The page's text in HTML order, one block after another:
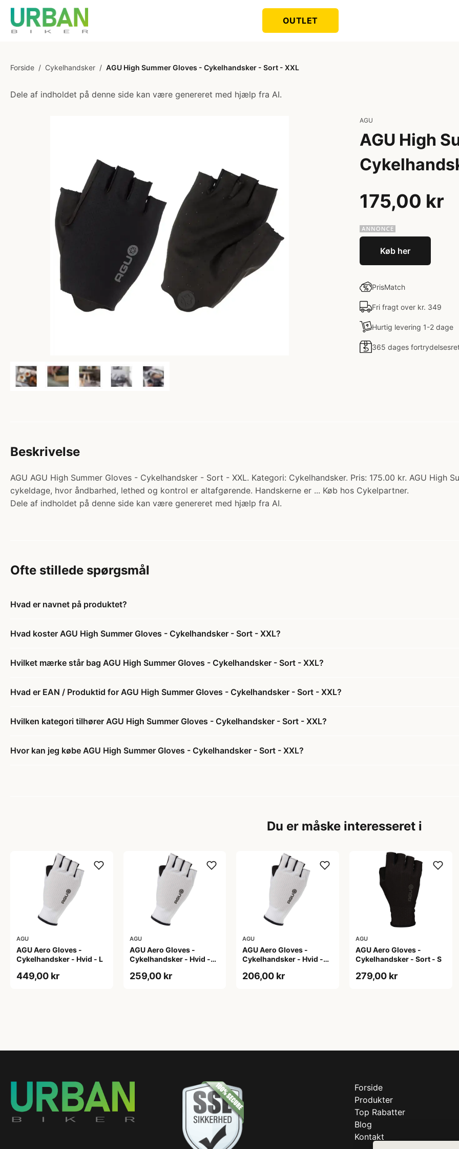
OUTLET
Forside / Cykelhandsker / AGU High Summer Gloves - Cykelhandsker - Sort - XXL
Dele af indholdet på denne side kan være genereret med hjælp fra AI.
AGU
AGU High
175,00 kr
Køb her
PrisMatch
Fri fragt over kr. 349
Hurtig levering 1-2 dage
365 dages
Beskrivelse
AGU AGU High Summer Gloves - Cykelhandsker - Sort - XXL. Kategori: Cykelhandsker. Pris: 175.00 kr. AGU High
cykeldage, hvor åndbarhed, lethed og kontrol er altafgørende. Handskerne er ... Køb hos Cykelpartner.
Dele af indholdet på denne side kan være genereret med hjælp fra AI.
Ofte stillede spørgsmål
Hvad er navnet på produktet?
Hvad koster AGU High Summer Gloves - Cykelhandsker - Sort - XXL?
Hvilket mærke står bag AGU High Summer Gloves - Cykelhandsker - Sort - XXL?
Hvad er EAN / Produktid for AGU High Summer Gloves - Cykelhandsker - Sort - XXL?
Hvilken kategori tilhører AGU High Summer Gloves - Cykelhandsker - Sort - XXL?
Hvor kan jeg købe AGU High Summer Gloves - Cykelhandsker - Sort - XXL?
Du er måske interesseret i
AGU
AGU Aero Gloves -
Cykelhandsker - Hvid - L
449,00 kr
AGU
AGU Aero Gloves -
Cykelhandsker - Hvid -
259,00 kr
AGU
AGU Aero Gloves -
Cykelhandsker - Hvid -
206,00 kr
AGU
AGU Aero Gloves -
Cykelhandsker - Sort - S
279,00 kr
Forside
Produkter
Top Rabatter
Blog
Kontakt